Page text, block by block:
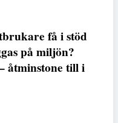
få i stöd
på miljön?
åtminstone till i